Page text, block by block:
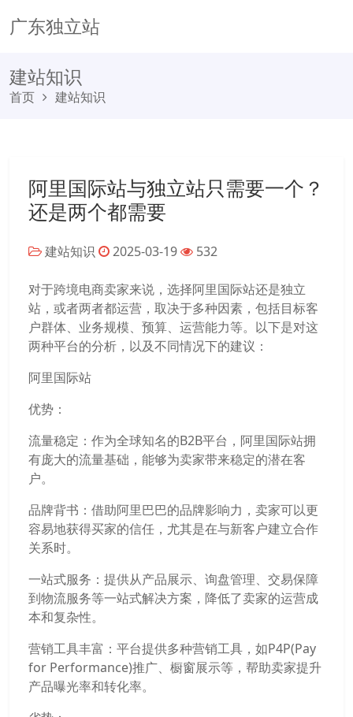
广东独立站
建站知识
首页 建站知识
阿里国际站与独立站只需要一个？
还是两个都需要
建站知识 2025-03-19 532
对于跨境电商卖家来说，选择阿里国际站还是独立
站，或者两者都运营，取决于多种因素，包括目标客
户群体、业务规模、预算、运营能力等。以下是对这
两种平台的分析，以及不同情况下的建议：
阿里国际站
优势：
流量稳定：作为全球知名的B2B平台，阿里国际站拥
有庞大的流量基础，能够为卖家带来稳定的潜在客
户。
品牌背书：借助阿里巴巴的品牌影响力，卖家可以更
容易地获得买家的信任，尤其是在与新客户建立合作
关系时。
一站式服务：提供从产品展示、询盘管理、交易保障
到物流服务等一站式解决方案，降低了卖家的运营成
本和复杂性。
营销工具丰富：平台提供多种营销工具，如P4P(Pay
for Performance)推广、橱窗展示等，帮助卖家提升
产品曝光率和转化率。